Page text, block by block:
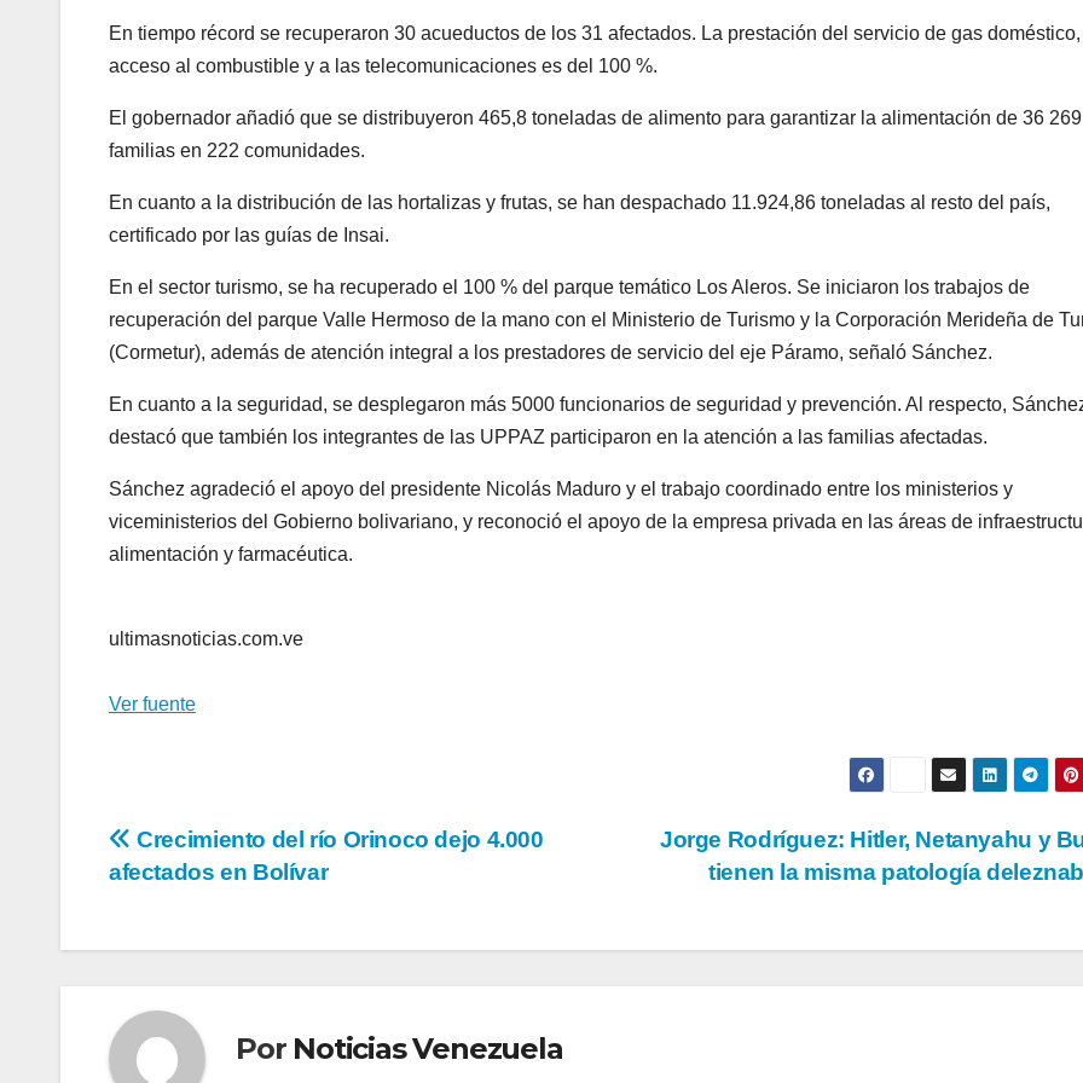
En tiempo récord se recuperaron 30 acueductos de los 31 afectados. La prestación del servicio de gas doméstico,
acceso al combustible y a las telecomunicaciones es del 100 %.
El gobernador añadió que se distribuyeron 465,8 toneladas de alimento para garantizar la alimentación de 36 269
familias en 222 comunidades.
En cuanto a la distribución de las hortalizas y frutas, se han despachado 11.924,86 toneladas al resto del país,
certificado por las guías de Insai.
En el sector turismo, se ha recuperado el 100 % del parque temático Los Aleros. Se iniciaron los trabajos de
recuperación del parque Valle Hermoso de la mano con el Ministerio de Turismo y la Corporación Merideña de
(Cormetur), además de atención integral a los prestadores de servicio del eje Páramo, señaló Sánchez.
En cuanto a la seguridad, se desplegaron más 5000 funcionarios de seguridad y prevención. Al respecto,
destacó que también los integrantes de las UPPAZ participaron en la atención a las familias afectadas.
Sánchez agradeció el apoyo del presidente Nicolás Maduro y el trabajo coordinado entre los ministerios y
viceministerios del Gobierno bolivariano, y reconoció el apoyo de la empresa privada en las áreas de
alimentación y farmacéutica.
ultimasnoticias.com.ve
Ver fuente
Navegación
entradas
Jorge Rodríguez: Hitler, Netanyahu y
tienen la misma patología
Crecimiento del río Orinoco dejo 4.000
afectados en Bolívar
Por Noticias Venezuela